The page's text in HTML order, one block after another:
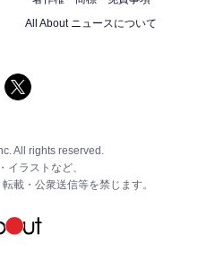
All About ニュースについて
All rights reserved.
イラストなど、
載・公衆送信等を禁じます。